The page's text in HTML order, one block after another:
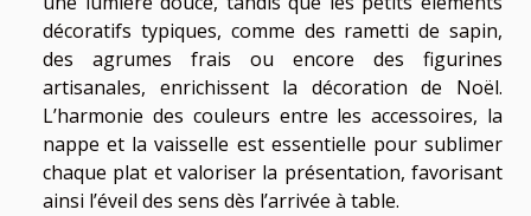
décoratifs typiques, comme des rametti de sapin,
des agrumes frais ou encore des figurines
artisanales, enrichissent la décoration de Noël.
L’harmonie des couleurs entre les accessoires, la
nappe et la vaisselle est essentielle pour sublimer
chaque plat et valoriser la présentation, favorisant
ainsi l’éveil des sens dès l’arrivée à table.